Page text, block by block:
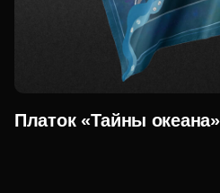
Платок «Тайны океана»